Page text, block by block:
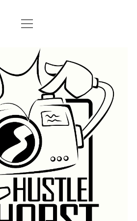
STARTSEITE
BERLIN GRAFFITI
Menü
öffnen
BERLIN BOMBINGS
BERLIN SUBWAY
BERLIN S-BAHN
TRAINS
LEGAL WALLS
HOTTER FRAGT…
ROSTOCK
REGIO
GÜTER
GRAFFITI Menü
öffnen
ATHENS TRAINS
Menü
öffnen